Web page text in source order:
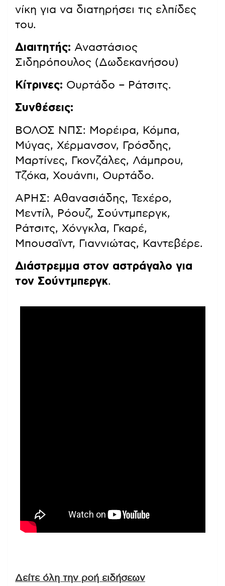
νίκη για να διατηρήσει τις ελπίδες
του.
Διαιτητής: Αναστάσιος
Σιδηρόπουλος (Δωδεκανήσου)
Κίτρινες: Ουρτάδο – Ράτσιτς.
Συνθέσεις:
ΒΟΛΟΣ ΝΠΣ: Μορέιρα, Κόμπα,
Μύγας, Χέρμανσον, Γρόσδης,
Μαρτίνες, Γκονζάλες, Λάμπρου,
Τζόκα, Χουάνπι, Ουρτάδο.
ΑΡΗΣ: Αθανασιάδης, Τεχέρο,
Μεντίλ, Ρόουζ, Σούντμπεργκ,
Ράτσιτς, Χόνγκλα, Γκαρέ,
Μπουσαϊντ, Γιαννιώτας, Καντεβέρε.
Διάστρεμμα στον αστράγαλο για
τον Σούντμπεργκ.
Δείτε όλη την ροή ειδήσεων